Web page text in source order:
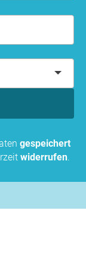
gespeichert
widerrufen.